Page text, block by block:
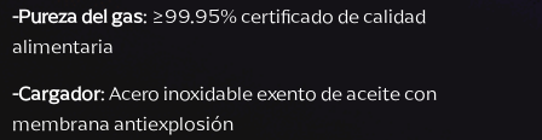
-Pureza del gas: ≥99.95% certificado de calidad
alimentaria
-Cargador: Acero inoxidable exento de aceite con
membrana antiexplosión